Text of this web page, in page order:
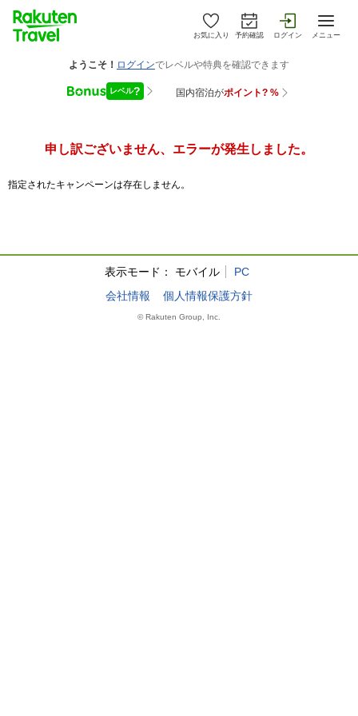
お気に入り 予約確認 ログイン メニュー
申し訳ございません、エラーが発生しました。
指定されたキャンペーンは存在しません。
表示モード： モバイル
PC
会社情報
個人情報保護方針
© Rakuten Group, Inc.